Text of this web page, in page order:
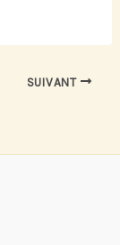
SUIVANT